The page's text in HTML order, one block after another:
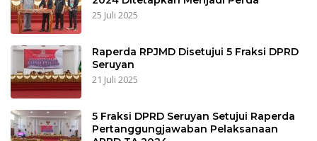
25 Juli 2025
Raperda RPJMD Disetujui 5 Fraksi DPRD
Seruyan
21 Juli 2025
5 Fraksi DPRD Seruyan Setujui Raperda
Pertanggungjawaban Pelaksanaan